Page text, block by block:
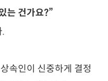
는 건가요?”
속인이 신중하게 결정